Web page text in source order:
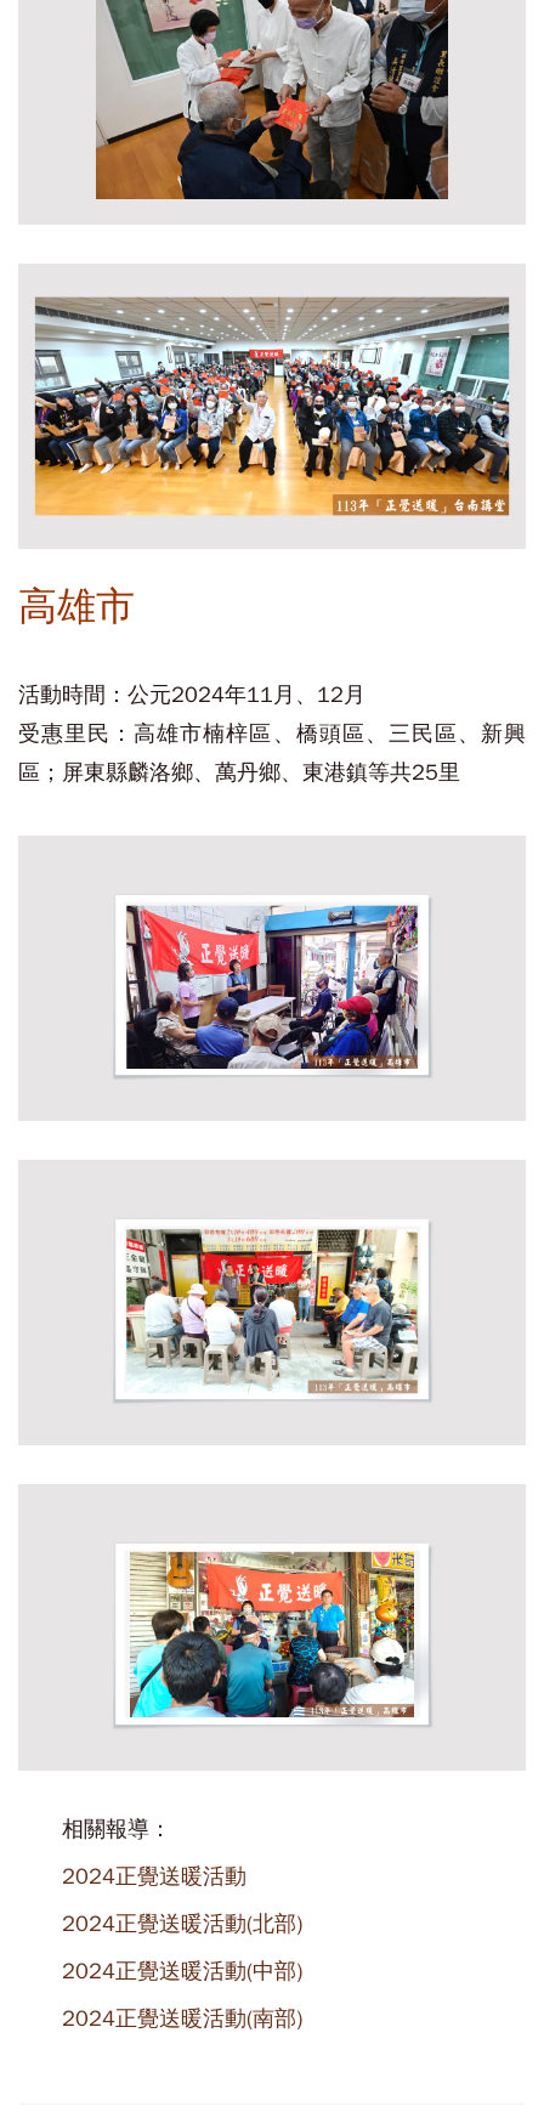
高雄市
活動時間：公元2024年11月、12月
受惠里民：高雄市楠梓區、橋頭區、三民區、新興
區；屏東縣麟洛鄉、萬丹鄉、東港鎮等共25里
相關報導：
2024正覺送暖活動
2024正覺送暖活動(北部)
2024正覺送暖活動(中部)
2024正覺送暖活動(南部)